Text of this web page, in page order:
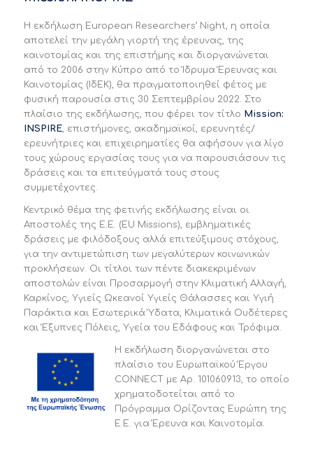
Η εκδήλωση European Researchers’ Night, η οποία
αποτελεί την μεγάλη γιορτή της έρευνας, της
καινοτομίας και της επιστήμης και διοργανώνεται
από το 2006 στην Κύπρο από το Ίδρυμα Έρευνας και
Καινοτομίας (ΙδΕΚ), θα πραγματοποιηθεί φέτος με
φυσική παρουσία στις 30 Σεπτεμβρίου 2022. Στο
πλαίσιο της εκδήλωσης, που φέρει τον τίτλο Mission:
INSPIRE, επιστήμονες, ακαδημαϊκοί, ερευνητές/
ερευνήτριες και επιχειρηματίες θα αφήσουν για λίγο
τους χώρους εργασίας τους για να παρουσιάσουν τις
δράσεις και τα επιτεύγματά τους στους
συμμετέχοντες.
Κεντρικό θέμα της φετινής εκδήλωσης είναι οι
Αποστολές της Ε.Ε. (EU Missions), εμβληματικές
δράσεις με φιλόδοξους αλλά επιτεύξιμους στόχους,
για την αντιμετώπιση των μεγαλύτερων κοινωνικών
προκλήσεων. Οι τίτλοι των πέντε διακεκριμένων
αποστολών είναι Προσαρμογή στην Κλιματική Αλλαγή,
Καρκίνος, Υγιείς Ωκεανοί Υγιείς Θάλασσες και Υγιή
Παράκτια και Εσωτερικά Ύδατα, Κλιματικά Ουδέτερες
και Έξυπνες Πόλεις, Υγεία του Εδάφους και Τρόφιμα.
Η εκδήλωση διοργανώνεται στο
πλαίσιο του Ευρωπαϊκού Έργου
CONNECT με Αρ. 101060913, το οποίο
χρηματοδοτείται από το
Πρόγραμμα Ορίζοντας Ευρώπη της
Ε.Ε. για Έρευνα και Καινοτομία.